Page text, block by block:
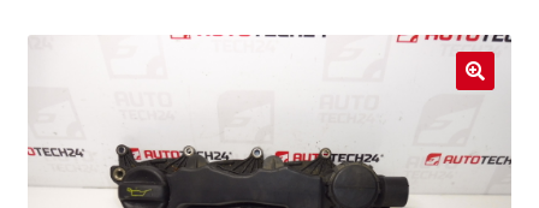
Klageprocedure